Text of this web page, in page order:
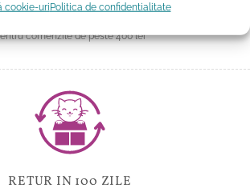
cookie-uriPolitica de confidentialitate
GRATUIT
comenzile de peste 400 lei
RETUR IN 100 ZILE